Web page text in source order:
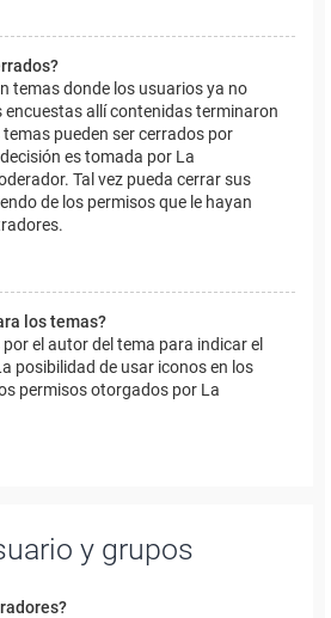
temas donde los usuarios ya no
encuestas allí contenidas terminaron
pueden ser cerrados por
es tomada por La
Tal vez pueda cerrar sus
de los permisos que le hayan
los temas?
el autor del tema para indicar el
posibilidad de usar iconos en los
permisos otorgados por La
y grupos